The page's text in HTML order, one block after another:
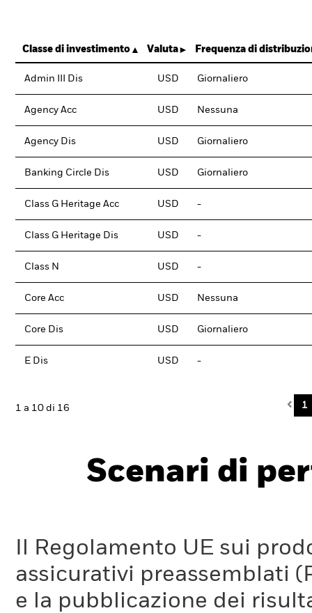
Classe di investimento Valuta Frequenza di
Admin III Dis USD Giornaliero
Agency Acc USD Nessuna
Agency Dis USD Giornaliero
Banking Circle Dis USD Giornaliero
Class G Heritage Acc USD -
Class G Heritage Dis USD -
Class N USD -
Core Acc USD Nessuna
Core Dis USD Giornaliero
E Dis USD -
1 a 10 di 16 1
Scenari di
Il Regolamento UE sui
assicurativi preassemblati
e la pubblicazione dei